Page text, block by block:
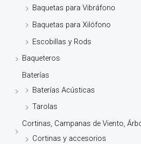
Baquetas para Vibráfono
Baquetas para Xilófono
Escobillas y Rods
Baqueteros
Baterías
Baterías Acústicas
Tarolas
Cortinas, Campanas de Viento,
Cortinas y accesorios